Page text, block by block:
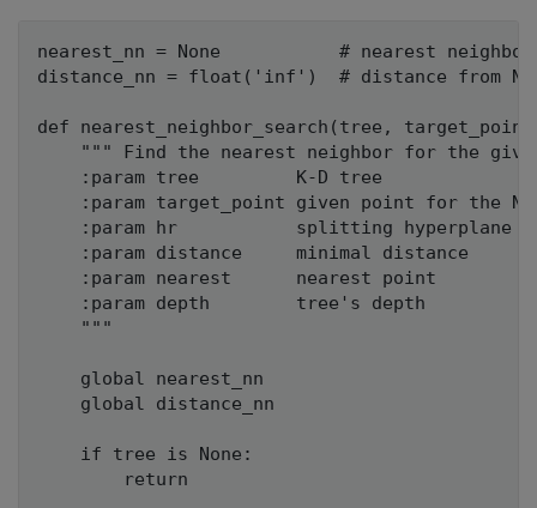
nearest_nn = None           # nearest neighbor
distance_nn = float('inf')  # distance from
def nearest_neighbor_search(tree,
""" Find the nearest neighbor for the
    :param tree         K-D tree
:param target_point given point for the
    :param hr           splitting hyperplane
    :param distance     minimal distance
    :param nearest      nearest point
    :param depth        tree's depth
    """
    global nearest_nn
    global distance_nn
    if tree is None:
        return